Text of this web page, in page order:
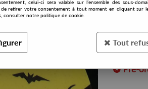
By
20,00
Pre-
celui-ci sera valable sur l’ensemble des sous-
de retirer votre consentement à tout moment en cliquant sur
consulter notre politique de cookie.
Tout